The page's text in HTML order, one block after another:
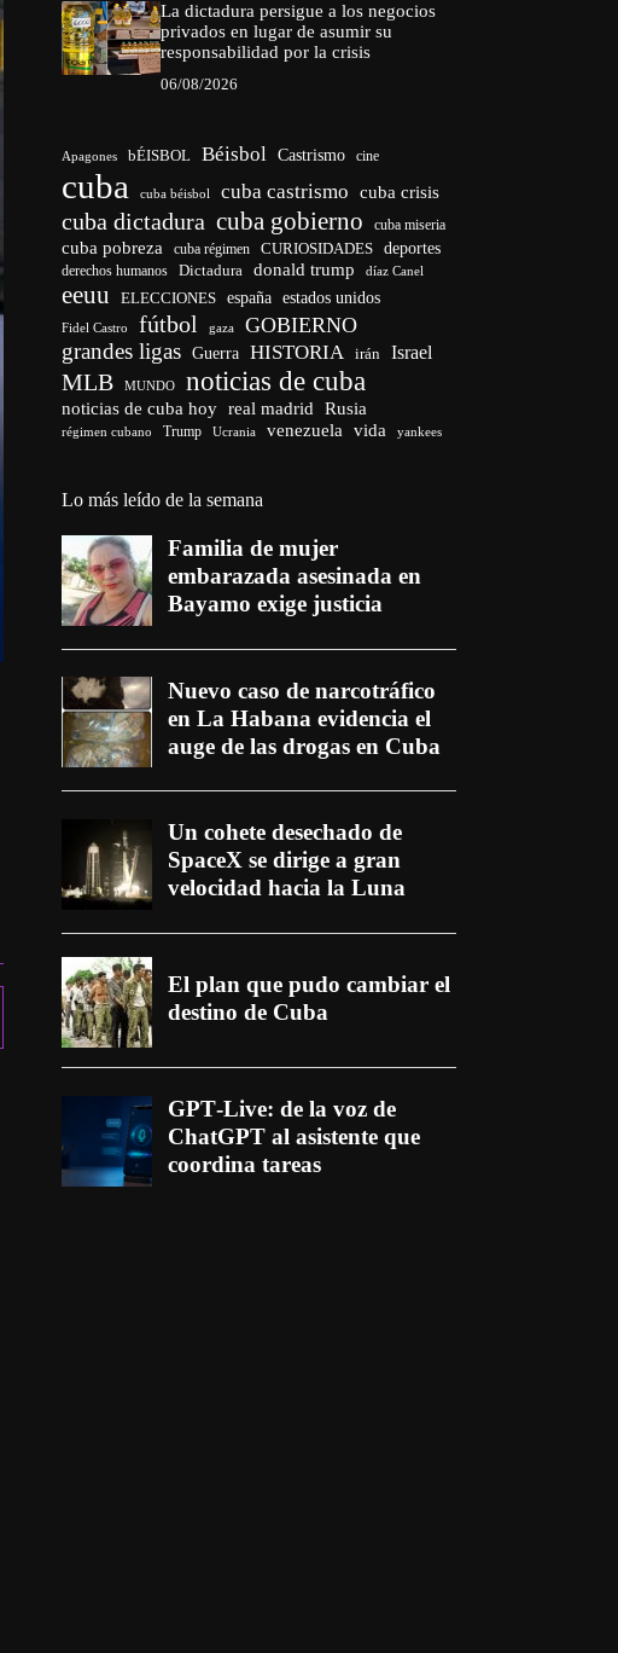
La dictadura persigue a los negocios
privados en lugar de asumir su
responsabilidad por la crisis
06/08/2026
Apagones bÉISBOL Béisbol Castrismo cine
cuba cuba béisbol cuba castrismo cuba crisis
cuba dictadura cuba gobierno cuba miseria
cuba pobreza cuba régimen CURIOSIDADES deportes
derechos humanos Dictadura donald trump díaz Canel
eeuu ELECCIONES españa estados unidos
Fidel Castro fútbol gaza GOBIERNO
grandes ligas Guerra HISTORIA irán Israel
MLB MUNDO noticias de cuba
noticias de cuba hoy real madrid Rusia
régimen cubano Trump Ucrania venezuela vida yankees
Lo más leído de la semana